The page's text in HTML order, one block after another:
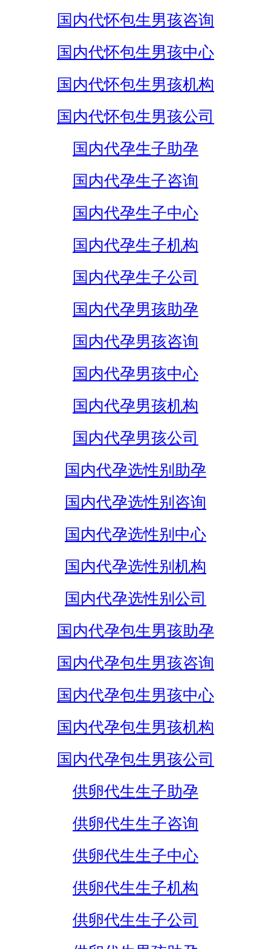
国内代怀包生男孩咨询
国内代怀包生男孩中心
国内代怀包生男孩机构
国内代怀包生男孩公司
国内代孕生子助孕
国内代孕生子咨询
国内代孕生子中心
国内代孕生子机构
国内代孕生子公司
国内代孕男孩助孕
国内代孕男孩咨询
国内代孕男孩中心
国内代孕男孩机构
国内代孕男孩公司
国内代孕选性别助孕
国内代孕选性别咨询
国内代孕选性别中心
国内代孕选性别机构
国内代孕选性别公司
国内代孕包生男孩助孕
国内代孕包生男孩咨询
国内代孕包生男孩中心
国内代孕包生男孩机构
国内代孕包生男孩公司
供卵代生生子助孕
供卵代生生子咨询
供卵代生生子中心
供卵代生生子机构
供卵代生生子公司